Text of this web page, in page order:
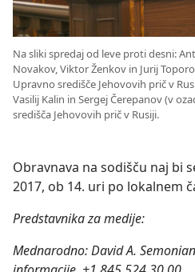
Na sliki spredaj od leve proti desni:
Novakov, Viktor Ženkov in Jurij
Upravno središče Jehovovih prič v
Vasilij Kalin in Sergej Čerepanov (v
središča Jehovovih prič v Rusiji.
Obravnava na sodišču naj bi
2017, ob 14. uri po lokalnem
Predstavnika za medije:
Mednarodno: David A.